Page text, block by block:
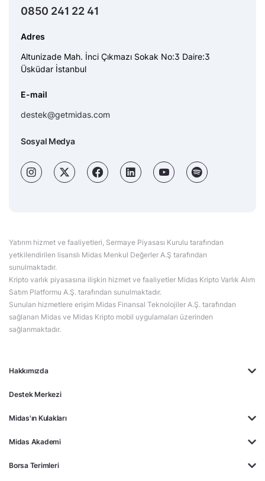
Hakkımızda
Destek Merkezi
Midas'ın Kulakları
Midas Akademi
Borsa Terimleri
0850 241 22 41
Adres
Altunizade Mah. İnci Çıkmazı Sokak No:3 Daire:3
Üsküdar İstanbul
E-mail
destek@getmidas.com
Sosyal Medya
Yatırım hizmet ve faaliyetleri, Sermaye Piyasası Kurulu tarafından
yetkilendirilen lisanslı Midas Menkul Değerler A.Ş tarafından
sunulmaktadır.
Kripto varlık piyasasına ilişkin hizmet ve faaliyetler Midas Kripto Varlık Alım
Satım Platformu A.Ş. tarafından sunulmaktadır.
Sunulan hizmetlere erişim Midas Finansal Teknolojiler A.Ş. tarafından
sağlanan Midas ve Midas Kripto mobil uygulamaları üzerinden
sağlanmaktadır.